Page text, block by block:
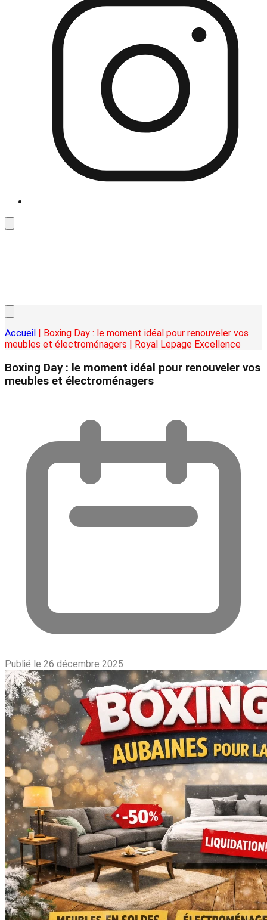
Accueil | Boxing Day : le moment idéal pour renouveler vos
meubles et électroménagers | Royal Lepage Excellence
Boxing Day : le moment idéal pour renouveler vos
meubles et électroménagers
Publié le 26 décembre 2025